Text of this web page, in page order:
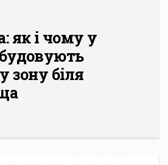
як і чому у
зону біля